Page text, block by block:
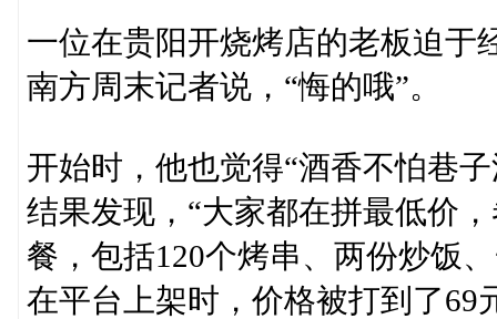
一位在贵阳开烧烤店的老板迫于
南方周末记者说，“悔的哦”。
开始时，他也觉得“酒香不怕巷
结果发现，“大家都在拼最低价
餐，包括120个烤串、两份炒饭
在平台上架时，价格被打到了